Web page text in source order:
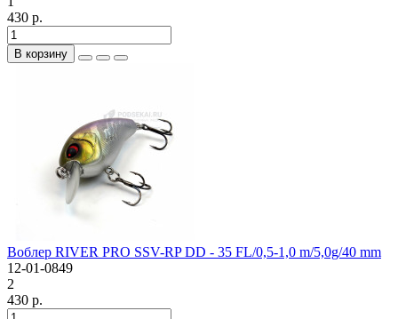
430 р.
В корзину
Воблер RIVER PRO SSV-RP DD - 35 FL/0,5-1,0 m/5,0g/40 mm
12-01-0849
2
430 р.